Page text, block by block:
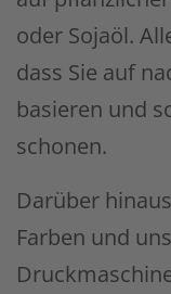
oder Sojaöl.
dass Sie auf
basieren und
schonen.
Darüber
Farben und